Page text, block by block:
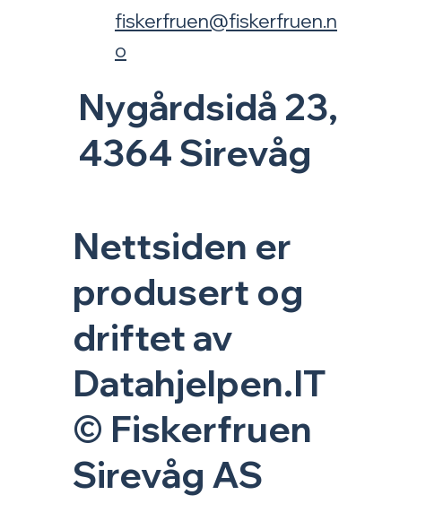
fiskerfruen@fiskerfruen.n
o
Nygårdsidå 23,
4364 Sirevåg
Nettsiden er
produsert og
driftet av
Datahjelpen.IT
© Fiskerfruen
Sirevåg AS